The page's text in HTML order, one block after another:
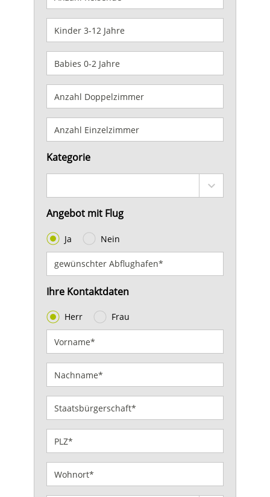
Kategorie
Angebot mit Flug
Ja Nein
Ihre Kontaktdaten
Herr Frau